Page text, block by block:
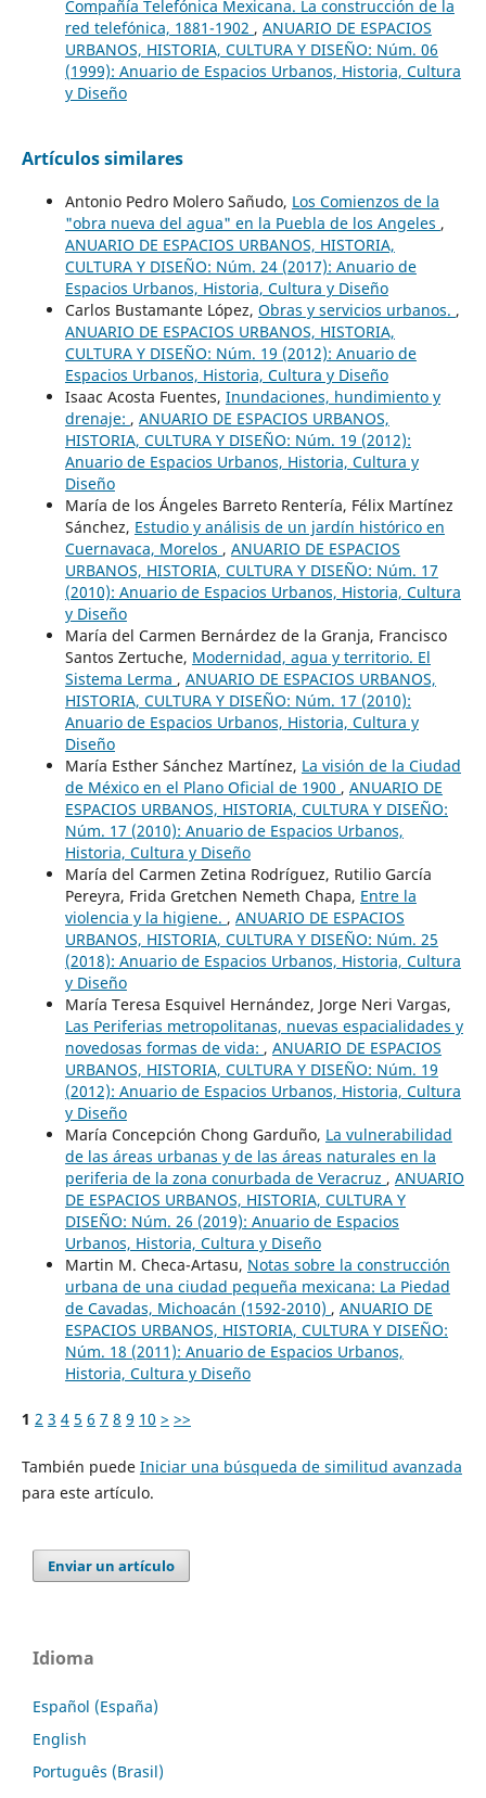
Compañía Telefónica Mexicana. La construcción de la
red telefónica, 1881-1902 , ANUARIO DE ESPACIOS
URBANOS, HISTORIA, CULTURA Y DISEÑO: Núm. 06
(1999): Anuario de Espacios Urbanos, Historia, Cultura
y Diseño
Artículos similares
Antonio Pedro Molero Sañudo, Los Comienzos de la
"obra nueva del agua" en la Puebla de los Angeles ,
ANUARIO DE ESPACIOS URBANOS, HISTORIA,
CULTURA Y DISEÑO: Núm. 24 (2017): Anuario de
Espacios Urbanos, Historia, Cultura y Diseño
Carlos Bustamante López, Obras y servicios urbanos. ,
ANUARIO DE ESPACIOS URBANOS, HISTORIA,
CULTURA Y DISEÑO: Núm. 19 (2012): Anuario de
Espacios Urbanos, Historia, Cultura y Diseño
Isaac Acosta Fuentes, Inundaciones, hundimiento y
drenaje: , ANUARIO DE ESPACIOS URBANOS,
HISTORIA, CULTURA Y DISEÑO: Núm. 19 (2012):
Anuario de Espacios Urbanos, Historia, Cultura y
Diseño
María de los Ángeles Barreto Rentería, Félix Martínez
Sánchez, Estudio y análisis de un jardín histórico en
Cuernavaca, Morelos , ANUARIO DE ESPACIOS
URBANOS, HISTORIA, CULTURA Y DISEÑO: Núm. 17
(2010): Anuario de Espacios Urbanos, Historia, Cultura
y Diseño
María del Carmen Bernárdez de la Granja, Francisco
Santos Zertuche, Modernidad, agua y territorio. El
Sistema Lerma , ANUARIO DE ESPACIOS URBANOS,
HISTORIA, CULTURA Y DISEÑO: Núm. 17 (2010):
Anuario de Espacios Urbanos, Historia, Cultura y
Diseño
María Esther Sánchez Martínez, La visión de la Ciudad
de México en el Plano Oficial de 1900 , ANUARIO DE
ESPACIOS URBANOS, HISTORIA, CULTURA Y DISEÑO:
Núm. 17 (2010): Anuario de Espacios Urbanos,
Historia, Cultura y Diseño
María del Carmen Zetina Rodríguez, Rutilio García
Pereyra, Frida Gretchen Nemeth Chapa, Entre la
violencia y la higiene. , ANUARIO DE ESPACIOS
URBANOS, HISTORIA, CULTURA Y DISEÑO: Núm. 25
(2018): Anuario de Espacios Urbanos, Historia, Cultura
y Diseño
María Teresa Esquivel Hernández, Jorge Neri Vargas,
Las Periferias metropolitanas, nuevas espacialidades y
novedosas formas de vida: , ANUARIO DE ESPACIOS
URBANOS, HISTORIA, CULTURA Y DISEÑO: Núm. 19
(2012): Anuario de Espacios Urbanos, Historia, Cultura
y Diseño
María Concepción Chong Garduño, La vulnerabilidad
de las áreas urbanas y de las áreas naturales en la
periferia de la zona conurbada de Veracruz , ANUARIO
DE ESPACIOS URBANOS, HISTORIA, CULTURA Y
DISEÑO: Núm. 26 (2019): Anuario de Espacios
Urbanos, Historia, Cultura y Diseño
Martin M. Checa-Artasu, Notas sobre la construcción
urbana de una ciudad pequeña mexicana: La Piedad
de Cavadas, Michoacán (1592-2010) , ANUARIO DE
ESPACIOS URBANOS, HISTORIA, CULTURA Y DISEÑO:
Núm. 18 (2011): Anuario de Espacios Urbanos,
Historia, Cultura y Diseño
1 2 3 4 5 6 7 8 9 10 > >>
También puede Iniciar una búsqueda de similitud avanzada
para este artículo.
Enviar un artículo
Idioma
Español (España)
English
Português (Brasil)